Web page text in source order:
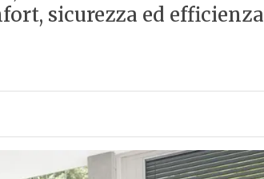
sicurezza ed efficienza